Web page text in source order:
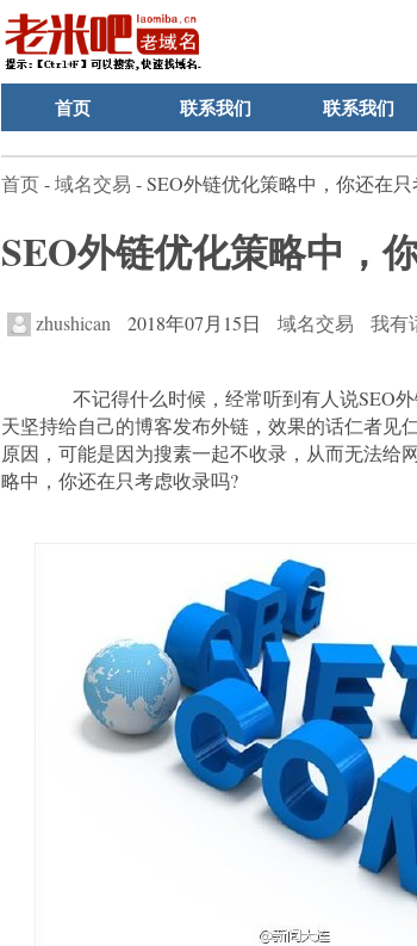
首页 联系我们 联系我们
首页-域名交易 - SEO外链优化策略中，你还在
SEO外链优化策略中，
zhushican 2018年07月15日 域名交易 我有
不记得什么时候，经常听到有人说SEO外
天坚持给自己的博客发布外链，效果的话仁者见
原因，可能是因为搜素一起不收录，从而无法给
略中，你还在只考虑收录吗?